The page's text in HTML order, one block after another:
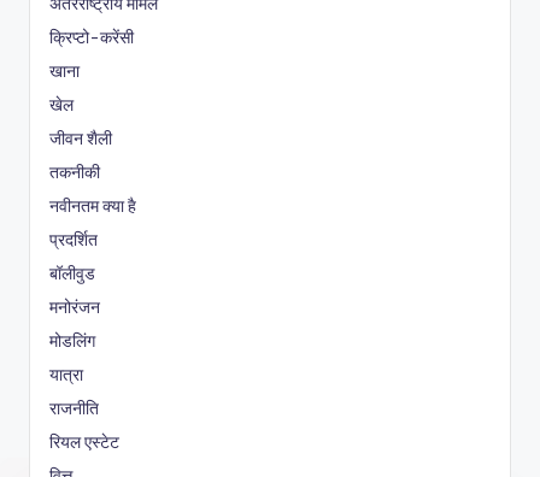
क्रिप्टो-करेंसी
खाना
खेल
जीवन शैली
तकनीकी
नवीनतम क्या है
प्रदर्शित
बॉलीवुड
मनोरंजन
मोडलिंग
यात्रा
राजनीति
रियल एस्टेट